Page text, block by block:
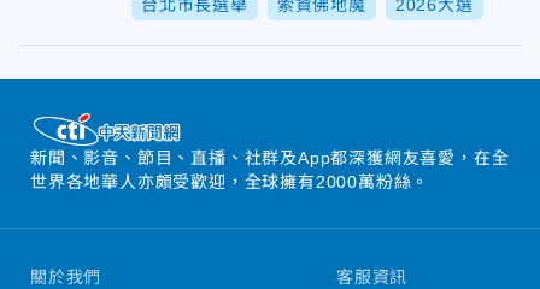
台北市長選舉 索資佛地魔 2026大選
新聞、影音、節目、直播、社群及App都深獲網友喜愛，在全
世界各地華人亦頗受歡迎，全球擁有2000萬粉絲。
關於我們 客服資訊